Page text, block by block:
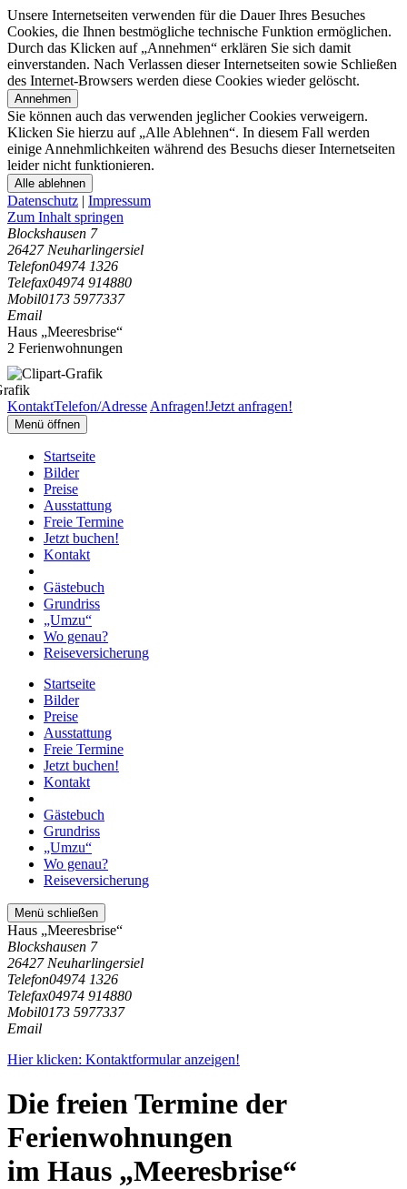
Unsere Internetseiten verwenden für die Dauer Ihres Besuches
Cookies, die Ihnen bestmögliche technische Funktion ermöglichen.
Durch das Klicken auf „Annehmen“ erklären Sie sich damit
einverstanden. Nach Verlassen dieser Internetseiten sowie Schließen
des Internet-Browsers werden diese Cookies wieder gelöscht.
Annehmen
Sie können auch das verwenden jeglicher Cookies verweigern.
Klicken Sie hierzu auf „Alle Ablehnen“. In diesem Fall werden
einige Annehmlichkeiten während des Besuchs dieser Internetseiten
leider nicht funktionieren.
Alle ablehnen
Datenschutz | Impressum
Zum Inhalt springen
Blockshausen 7
26427 Neuharlingersiel
Telefon04974 1326
Telefax04974 914880
Mobil0173 5977337
Email
Haus „Meeresbrise“
2 Ferienwohnungen
KontaktTelefon/Adresse Anfragen!Jetzt anfragen!
Menü öffnen
Startseite
Bilder
Preise
Ausstattung
Freie Termine
Jetzt buchen!
Kontakt
Gästebuch
Grundriss
„Umzu“
Wo genau?
Reiseversicherung
Startseite
Bilder
Preise
Ausstattung
Freie Termine
Jetzt buchen!
Kontakt
Gästebuch
Grundriss
„Umzu“
Wo genau?
Reiseversicherung
Menü schließen
Haus „Meeresbrise“
Blockshausen 7
26427 Neuharlingersiel
Telefon04974 1326
Telefax04974 914880
Mobil0173 5977337
Email
Hier klicken: Kontaktformular anzeigen!
Die freien Termine der
Ferienwohnungen
im Haus „Meeresbrise“